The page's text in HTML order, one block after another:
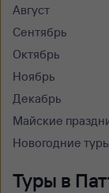
Август
Сентябрь
Октябрь
Ноябрь
Декабрь
Майские
Новогодние
Туры в